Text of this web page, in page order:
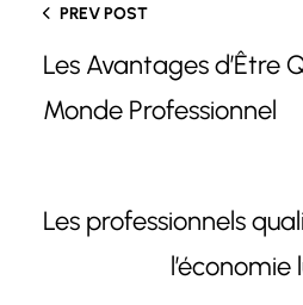
PREV POST
Les Avantages d’Être
Monde Professionnel
Les professionnels